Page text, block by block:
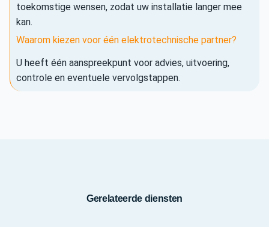
toekomstige wensen, zodat uw installatie langer mee
kan.
Waarom kiezen voor één elektrotechnische partner?
U heeft één aanspreekpunt voor advies, uitvoering,
controle en eventuele vervolgstappen.
Gerelateerde diensten